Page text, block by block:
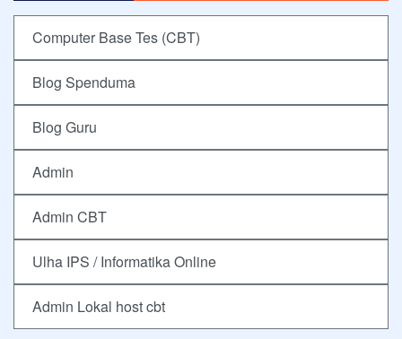
Computer Base Tes (CBT)
Blog Spenduma
Blog Guru
Admin
Admin CBT
Ulha IPS / Informatika Online
Admin Lokal host cbt